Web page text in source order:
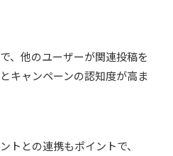
、他のユーザーが関連投稿を
キャンペーンの認知度が高ま
トとの連携もポイントで、